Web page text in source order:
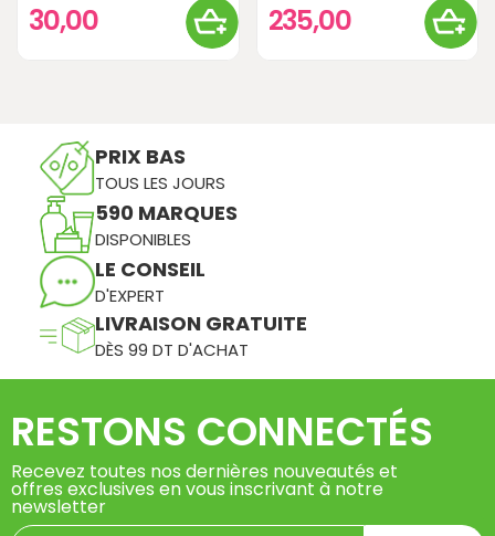
30,00 235,00
PRIX BAS
TOUS LES JOURS
590 MARQUES
DISPONIBLES
LE CONSEIL
D'EXPERT
LIVRAISON GRATUITE
DÈS 99 DT D'ACHAT
RESTONS CONNECTÉS
Recevez toutes nos dernières nouveautés et
offres exclusives en vous inscrivant à notre
newsletter